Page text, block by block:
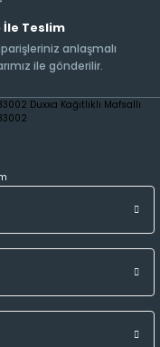
İle Teslim
anlaşmalı
ile gönderilir.